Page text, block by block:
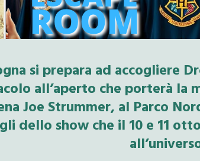
si prepara ad accogliere
all’aperto che porterà la
Joe Strummer, al Parco
dello show che il 10 e 11